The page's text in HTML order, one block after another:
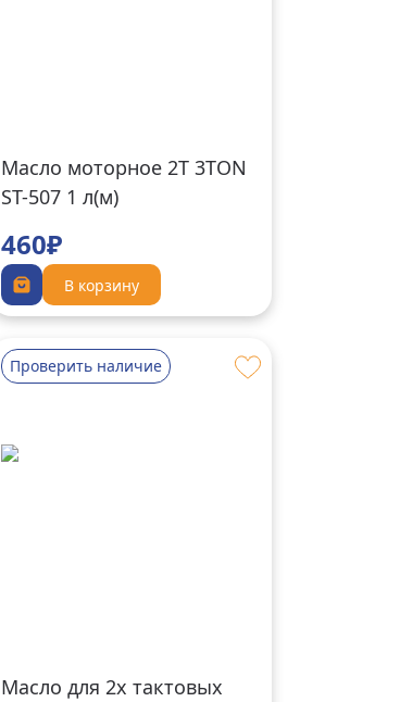
Масло моторное 2Т 3TON
ST-507 1 л(м)
460₽
В корзину
Проверить наличие
Масло для 2х тактовых